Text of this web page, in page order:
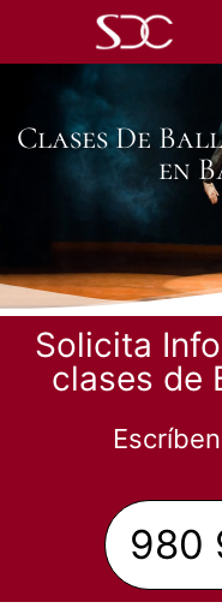
Clases De
en
Solicita
clases de
980